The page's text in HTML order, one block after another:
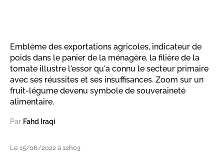
Emblème des exportations agricoles, indicateur de
poids dans le panier de la ménagère, la filière de la
tomate illustre l'essor qu'a connu le secteur primaire
avec ses réussites et ses insuffisances. Zoom sur un
fruit-légume devenu symbole de souveraineté
alimentaire.
Par Fahd Iraqi
Le 15/06/2022 à 12h03